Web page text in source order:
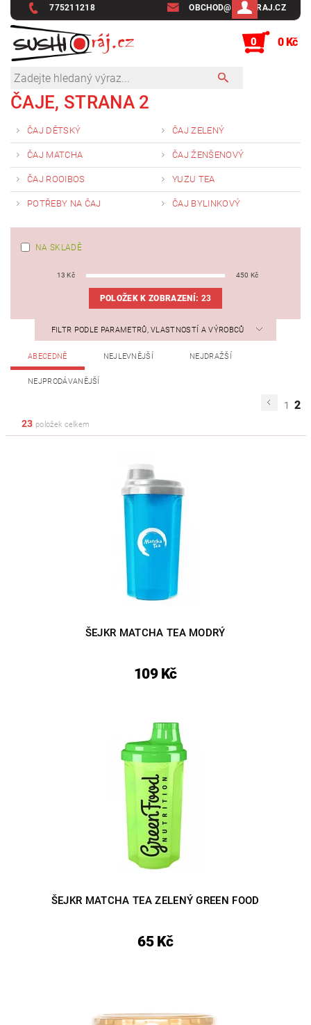
775211218 OBCHOD@SUSHIRAJ.CZ
0 0 Kč
ČAJE, STRANA 2
ČAJ DĚTSKÝ ČAJ ZELENÝ
ČAJ MATCHA ČAJ ŽENŠENOVÝ
ČAJ ROOIBOS YUZU TEA
POTŘEBY NA ČAJ ČAJ BYLINKOVÝ
NA SKLADĚ
13 Kč 450 Kč
POLOŽEK K ZOBRAZENÍ: 23
FILTR PODLE PARAMETRŮ, VLASTNOSTÍ A VÝROBCŮ
ABECEDNĚ NEJLEVNĚJŠÍ NEJDRAŽŠÍ
NEJPRODÁVANĚJŠÍ
1 2
23 položek celkem
ŠEJKR MATCHA TEA MODRÝ
109 Kč
ŠEJKR MATCHA TEA ZELENÝ GREEN FOOD
65 Kč